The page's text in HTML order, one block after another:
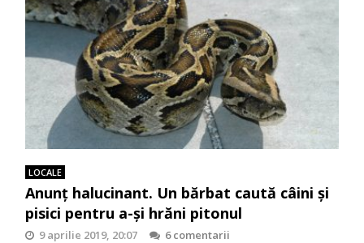
LOCALE
Anunț halucinant. Un bărbat caută câini și
pisici pentru a-și hrăni pitonul
9 aprilie 2019, 20:07
6 comentarii